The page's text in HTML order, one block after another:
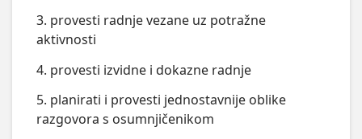
3. provesti radnje vezane uz potražne
aktivnosti
4. provesti izvidne i dokazne radnje
5. planirati i provesti jednostavnije oblike
razgovora s osumnjičenikom